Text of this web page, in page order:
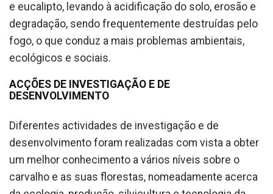
e eucalipto, levando à acidificação do solo, erosão e
degradação, sendo frequentemente destruídas pelo
fogo, o que conduz a mais problemas ambientais,
ecológicos e sociais.
ACÇÕES DE INVESTIGAÇÃO E DE
DESENVOLVIMENTO
Diferentes actividades de investigação e de
desenvolvimento foram realizadas com vista a obter
um melhor conhecimento a vários níveis sobre o
carvalho e as suas florestas, nomeadamente acerca